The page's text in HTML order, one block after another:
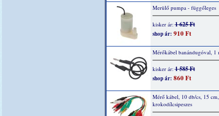
Merülő pumpa - függőleges
kisker ár:1 625 Ft
shop ár: 910 Ft
Mérőkábel banándugóval, 1
kisker ár:1 585 Ft
shop ár: 860 Ft
Mérő kábel, 10 db/cs, 15 cm,
krokodílcsipeszes